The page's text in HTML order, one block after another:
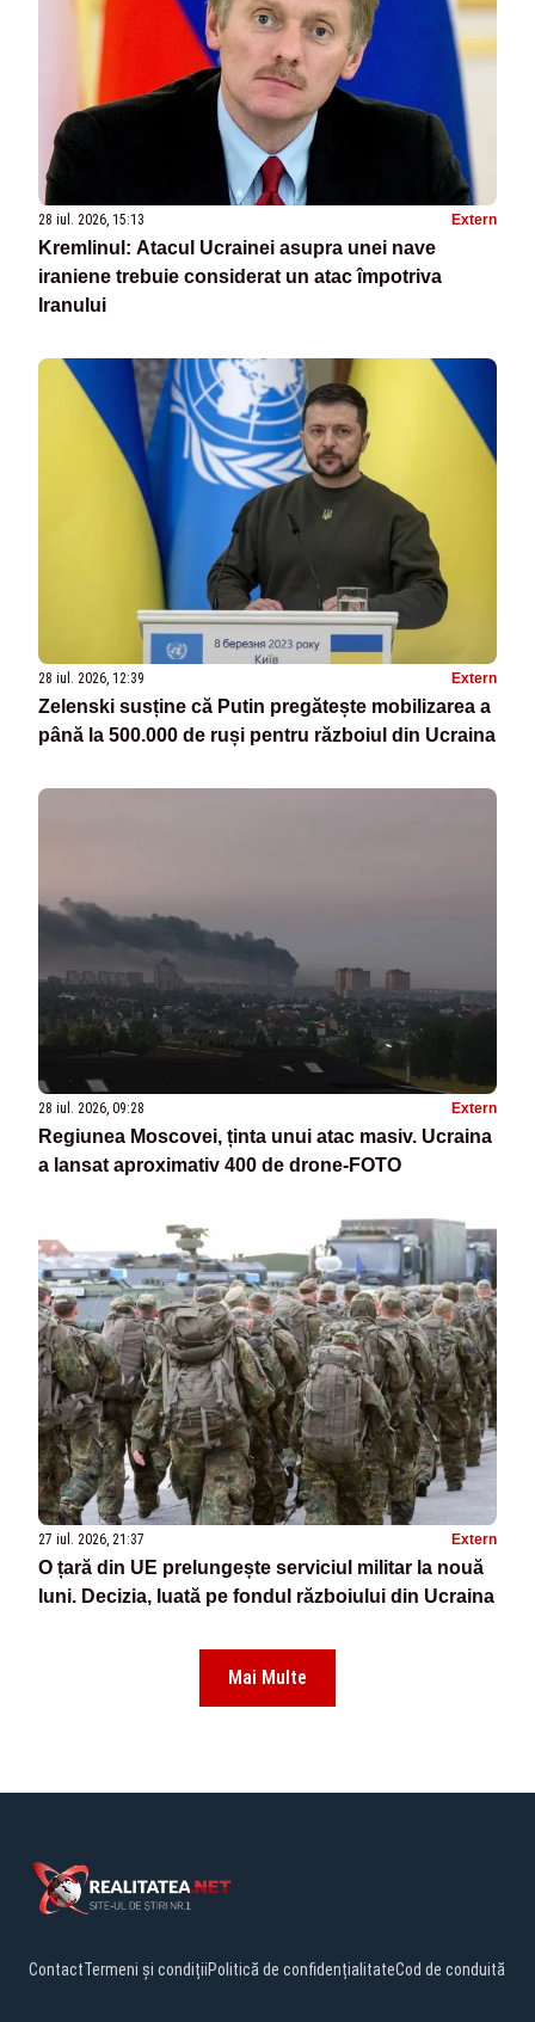
28 iul. 2026, 15:13 Extern
Kremlinul: Atacul Ucrainei asupra unei nave
iraniene trebuie considerat un atac împotriva
Iranului
28 iul. 2026, 12:39 Extern
Zelenski susține că Putin pregătește mobilizarea a
până la 500.000 de ruși pentru războiul din Ucraina
28 iul. 2026, 09:28 Extern
Regiunea Moscovei, ținta unui atac masiv. Ucraina
a lansat aproximativ 400 de drone-FOTO
27 iul. 2026, 21:37 Extern
O țară din UE prelungește serviciul militar la nouă
luni. Decizia, luată pe fondul războiului din Ucraina
Mai Multe
ContactTermeni și condițiiPolitică de confidențialitateCod de conduită